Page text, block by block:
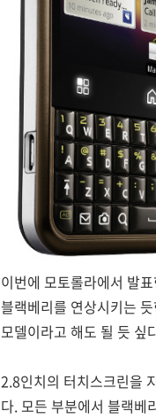
이번에 모토롤라에서 발
블랙베리를 연상시키는
모델이라고 해도 될 듯 싶
2.8인치의 터치스크린을
다. 모든 부분에서 블랙베